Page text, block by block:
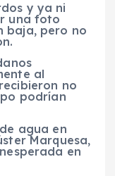
y ya ni
una foto
baja, pero no
al
no
podrían
agua en
Marquesa,
en